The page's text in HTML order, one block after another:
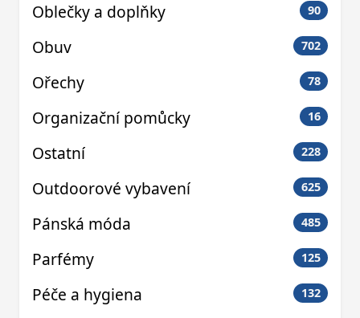
Oblečky a doplňky 90
Obuv 702
Ořechy 78
Organizační pomůcky 16
Ostatní 228
Outdoorové vybavení 625
Pánská móda 485
Parfémy 125
Péče a hygiena 132